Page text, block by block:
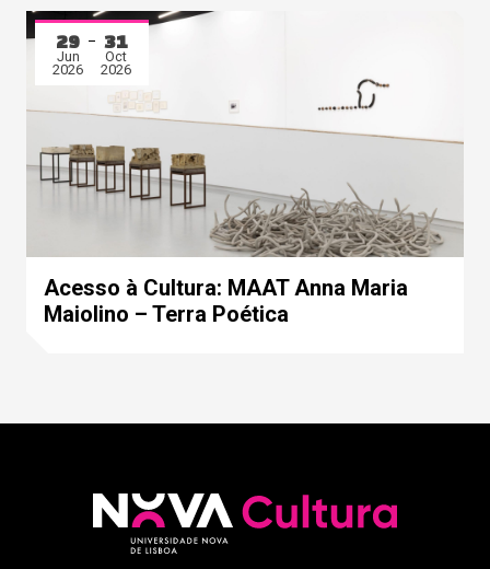
29
Jun
2026
31
Oct
2026
Acesso à Cultura: MAAT Anna Maria
Maiolino – Terra Poética